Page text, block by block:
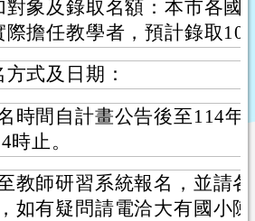
對象及錄取名額：本市各國
際擔任教學者，預計錄取
方式及日期：
時間自計畫公告後至114年
時止。
教師研習系統報名，並請
如有疑問請電洽大有國小